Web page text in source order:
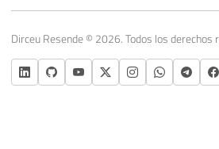
Dirceu Resende © 2026. Todos los derechos